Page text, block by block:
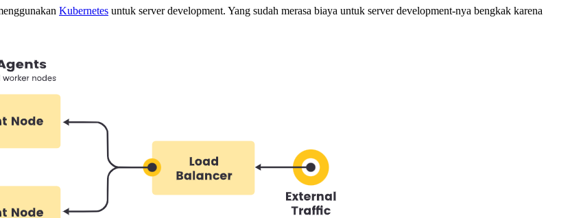
Kubernetes untuk server development. Yang sudah merasa biaya untuk server development-nya bengkak karena